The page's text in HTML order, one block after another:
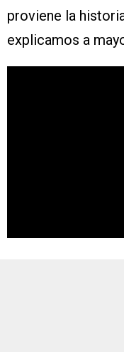
proviene la
explicamos a